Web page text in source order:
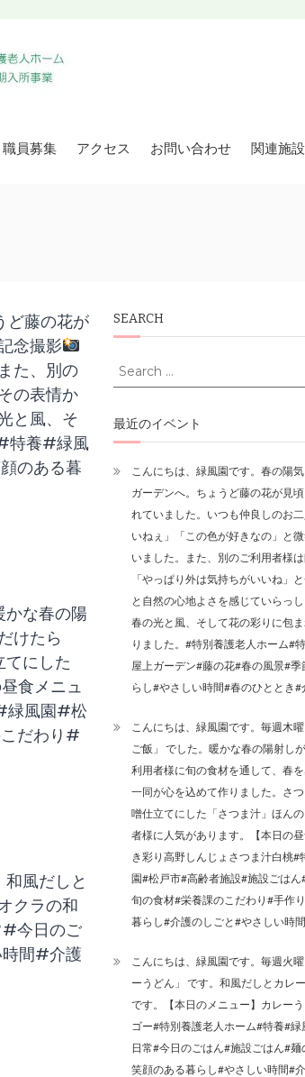
職員募集 アクセス お問い合わせ 関連施設
ど藤の花が
念撮影
た、別の
の表情か
と風、そ
特養#緑風
のある暮
かな春の陽
けたら
にした
食メニュ
緑風園#松
だわり#
風だしと
クラの和
今日のご
間#介護
SEARCH
Search
for:
最近のイベント
こんにちは、緑風園です。春の陽
ガーデンへ。ちょうど藤の花が見
れていました。いつも仲良しのお
いねぇ」「この色が好きなの」と
いました。また、別のご利用者様
「やっぱり外は気持ちがいいね」
と自然の心地よさを感じていらっ
春の光と風、そして花の彩りに包
りました。#特別養護老人ホーム#
屋上ガーデン#藤の花#春の風景#
らし#やさしい時間#春のひととき#
こんにちは、緑風園です。毎週木
ご飯」 でした。暖かな春の陽射し
利用者様に旬の食材を通して、春
一同が心を込めて作りました。さ
噌仕立てにした「さつま汁」ほん
者様に人気があります。【本日の
き彩り高野しんじょさつま汁白桃
園#松戸市#高齢者施設#施設ごは
旬の食材#栄養課のこだわり#手作
暮らし#介護のしごと#やさしい時間
こんにちは、緑風園です。毎週火
ーうどん」 です。和風だしとカレ
です。【本日のメニュー】カレー
ゴー#特別養護老人ホーム#特養#
日常#今日のごはん#施設ごはん#
笑顔のある暮らし#やさしい時間#